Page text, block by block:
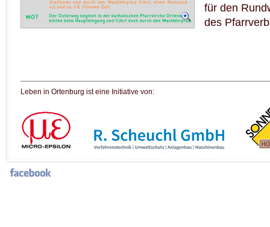
für den
des
Leben in Ortenburg ist eine Initiative von: